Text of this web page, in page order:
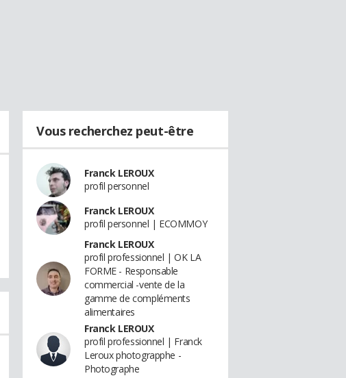
Vous recherchez peut-être
Franck LEROUX
profil personnel
Franck LEROUX
profil personnel | ECOMMOY
Franck LEROUX
profil professionnel | OK LA
FORME - Responsable
commercial -vente de la
gamme de compléments
alimentaires
Franck LEROUX
profil professionnel | Franck
Leroux photograpphe -
Photographe